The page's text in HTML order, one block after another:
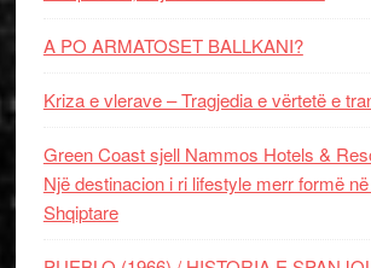
A PO ARMATOSET BALLKANI?
Kriza e vlerave – Tragjedia e vërtetë e
Green Coast sjell Nammos Hotels &
Një destinacion i ri lifestyle merr formë
Shqiptare